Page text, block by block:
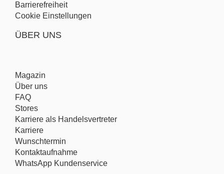
Barrierefreiheit
Cookie Einstellungen
ÜBER UNS
Magazin
Über uns
FAQ
Stores
Karriere als Handelsvertreter
Karriere
Wunschtermin
Kontaktaufnahme
WhatsApp Kundenservice